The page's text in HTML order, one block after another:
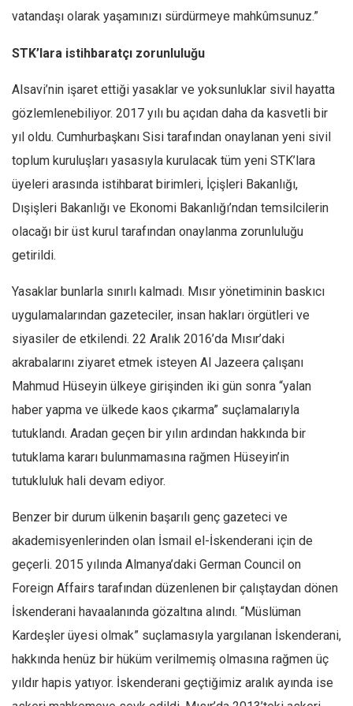
vatandaşı olarak yaşamınızı sürdürmeye mahkûmsunuz.”
STK’lara istihbaratçı zorunluluğu
Alsavi’nin işaret ettiği yasaklar ve yoksunluklar sivil hayatta
gözlemlenebiliyor. 2017 yılı bu açıdan daha da kasvetli bir
yıl oldu. Cumhurbaşkanı Sisi tarafından onaylanan yeni sivil
toplum kuruluşları yasasıyla kurulacak tüm yeni STK’lara
üyeleri arasında istihbarat birimleri, İçişleri Bakanlığı,
Dışişleri Bakanlığı ve Ekonomi Bakanlığı’ndan temsilcilerin
olacağı bir üst kurul tarafından onaylanma zorunluluğu
getirildi.
Yasaklar bunlarla sınırlı kalmadı. Mısır yönetiminin baskıcı
uygulamalarından gazeteciler, insan hakları örgütleri ve
siyasiler de etkilendi. 22 Aralık 2016’da Mısır’daki
akrabalarını ziyaret etmek isteyen Al Jazeera çalışanı
Mahmud Hüseyin ülkeye girişinden iki gün sonra “yalan
haber yapma ve ülkede kaos çıkarma” suçlamalarıyla
tutuklandı. Aradan geçen bir yılın ardından hakkında bir
tutuklama kararı bulunmamasına rağmen Hüseyin’in
tutukluluk hali devam ediyor.
Benzer bir durum ülkenin başarılı genç gazeteci ve
akademisyenlerinden olan İsmail el-İskenderani için de
geçerli. 2015 yılında Almanya’daki German Council on
Foreign Affairs tarafından düzenlenen bir çalıştaydan dönen
İskenderani havaalanında gözaltına alındı. “Müslüman
Kardeşler üyesi olmak” suçlamasıyla yargılanan İskenderani,
hakkında henüz bir hüküm verilmemiş olmasına rağmen üç
yıldır hapis yatıyor. İskenderani geçtiğimiz aralık ayında ise